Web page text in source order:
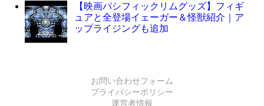
【映画パシフィックリムグッズ】フィギ
ュアと全登場イェーガー＆怪獣紹介｜ア
ップライジングも追加
お問い合わせフォーム
プライバシーポリシー
運営者情報